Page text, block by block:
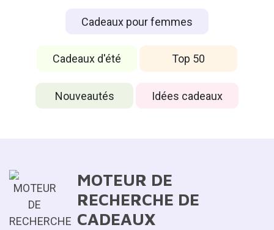
Cadeaux pour femmes
Cadeaux d'été Top 50
Nouveautés Idées cadeaux
MOTEUR DE
RECHERCHE DE
CADEAUX